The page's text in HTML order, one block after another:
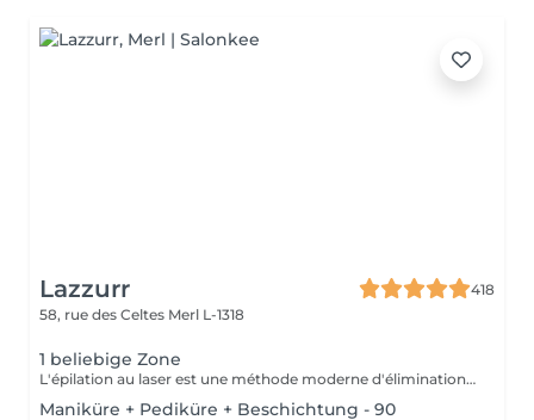
Lazzurr
418
58, rue des Celtes Merl L-1318
1 beliebige Zone
L'épilation au laser est une méthode moderne d'élimination des poils indésirables grâce à l'émission de lumière laser. Le laser cible la mélanine du poil, détruisant le follicule pileux, ce qui entraîne une chute progressive des poils. L'un des types de laser les plus populaires est le laser à diode, qui convient à la plupart des types de peau et offre des résultats efficaces. Recommandations avant la séance : Rasage des zones traitées : Il est impératif de raser soigneusement toutes les zones à traiter 24 heures avant la séance. Cela permet au laser d'agir directement sur le follicule pileux et d'optimiser l'efficacité du traitement. Hygiène : Prenez une douche avant votre rendez-vous afin d'avoir une peau propre. Menstruation : Si vous avez vos règles le jour de la séance, utilisez un tampon. Condition importante : Si vous vous présentez avec des zones non rasées, le paiement de la séance sera automatiquement prélevé et aucun remboursement ne sera possible. Zones d'épilation au laser : 1. Visage 2. Aisselles 3. Demi-jambes 4. Cuisses 5. Bras 6. Poitrine 7. Ventre 8. Dos 9. Bas du dos 10. Cou 11. Maillot 12. Fesses 13. Sillon inter-fessier
Maniküre + Pediküre + Beschichtung - 90